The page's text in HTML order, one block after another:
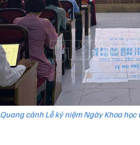
Quang cảnh Lễ kỷ niệm Ngày Khoa